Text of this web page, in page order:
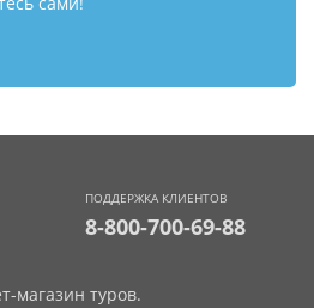
ПОДДЕРЖКА КЛИЕНТОВ
8-800-700-69-88
магазин туров.